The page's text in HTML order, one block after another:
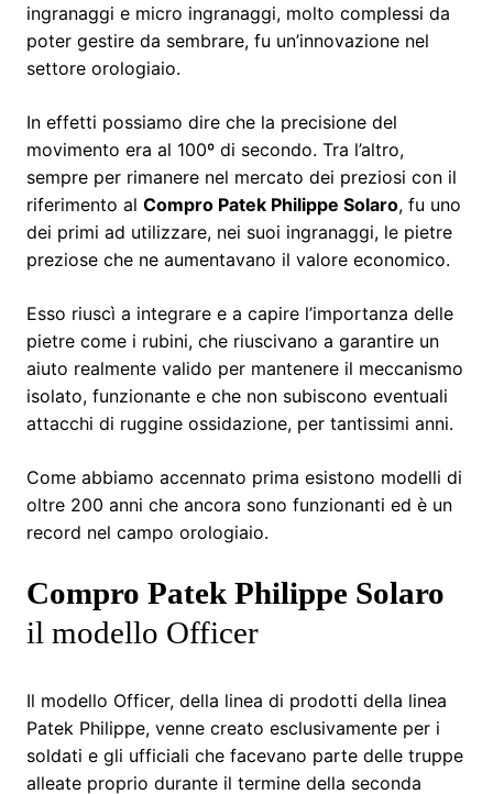
ingranaggi e micro ingranaggi, molto complessi da
poter gestire da sembrare, fu un’innovazione nel
settore orologiaio.
In effetti possiamo dire che la precisione del
movimento era al 100º di secondo. Tra l’altro,
sempre per rimanere nel mercato dei preziosi con il
riferimento al Compro Patek Philippe Solaro, fu uno
dei primi ad utilizzare, nei suoi ingranaggi, le pietre
preziose che ne aumentavano il valore economico.
Esso riuscì a integrare e a capire l’importanza delle
pietre come i rubini, che riuscivano a garantire un
aiuto realmente valido per mantenere il meccanismo
isolato, funzionante e che non subiscono eventuali
attacchi di ruggine ossidazione, per tantissimi anni.
Come abbiamo accennato prima esistono modelli di
oltre 200 anni che ancora sono funzionanti ed è un
record nel campo orologiaio.
Compro Patek Philippe Solaro
il modello Officer
Il modello Officer, della linea di prodotti della linea
Patek Philippe, venne creato esclusivamente per i
soldati e gli ufficiali che facevano parte delle truppe
alleate proprio durante il termine della seconda